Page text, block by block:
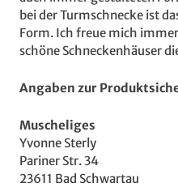
bei der Turmschnecke ist
Form. Ich freue mich
schöne Schneckenhäuser
Angaben zur
Muscheliges
Yvonne Sterly
Pariner Str. 34
23611 Bad Schwartau